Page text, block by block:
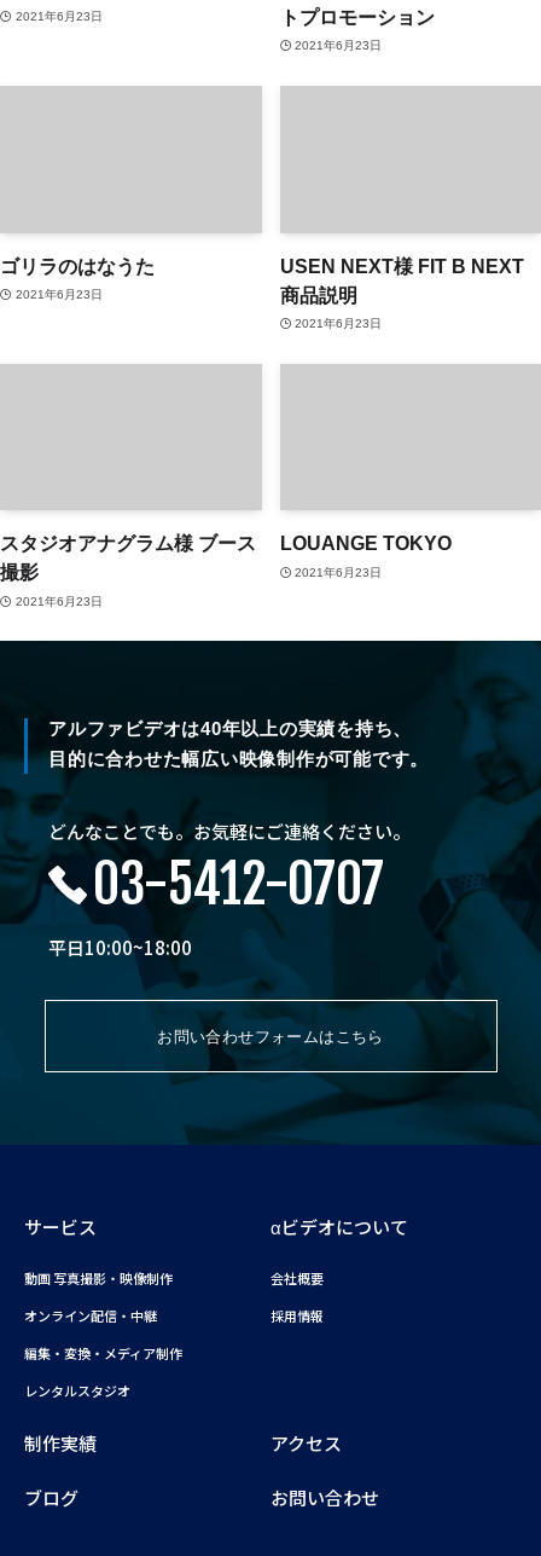
2021年6月23日
トプロモーション
2021年6月23日
ゴリラのはなうた
2021年6月23日
USEN NEXT様 FIT B NEXT
商品説明
2021年6月23日
スタジオアナグラム様 ブース
撮影
2021年6月23日
LOUANGE TOKYO
2021年6月23日
アルファビデオは40年以上の実績を持ち、
目的に合わせた幅広い映像制作が可能です。
どんなことでも。お気軽にご連絡ください。
03-5412-0707
平日10:00~18:00
お問い合わせフォームはこちら
サービス
動画 写真撮影・映像制作
オンライン配信・中継
編集・変換・メディア制作
レンタルスタジオ
αビデオについて
会社概要
採用情報
制作実績 アクセス
ブログ お問い合わせ